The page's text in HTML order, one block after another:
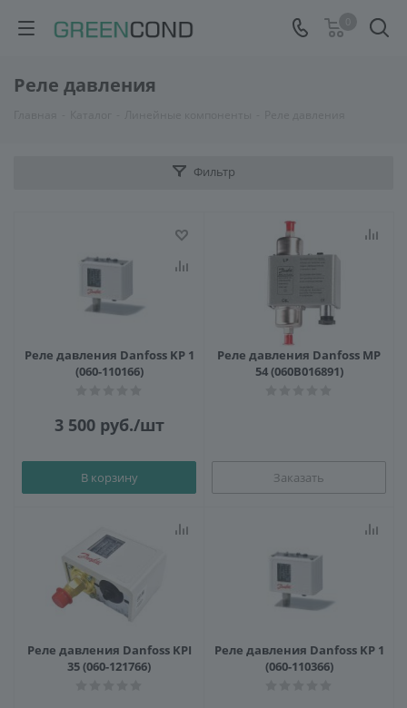
Реле давления
Фильтр
Реле давления Danfoss KP 1
(060-110166)
3 500руб./шт
В корзину
Реле давления Danfoss MP
54 (060B016891)
Заказать
Реле давления Danfoss KPI
35 (060-121766)
Реле давления Danfoss KP 1
(060-110366)